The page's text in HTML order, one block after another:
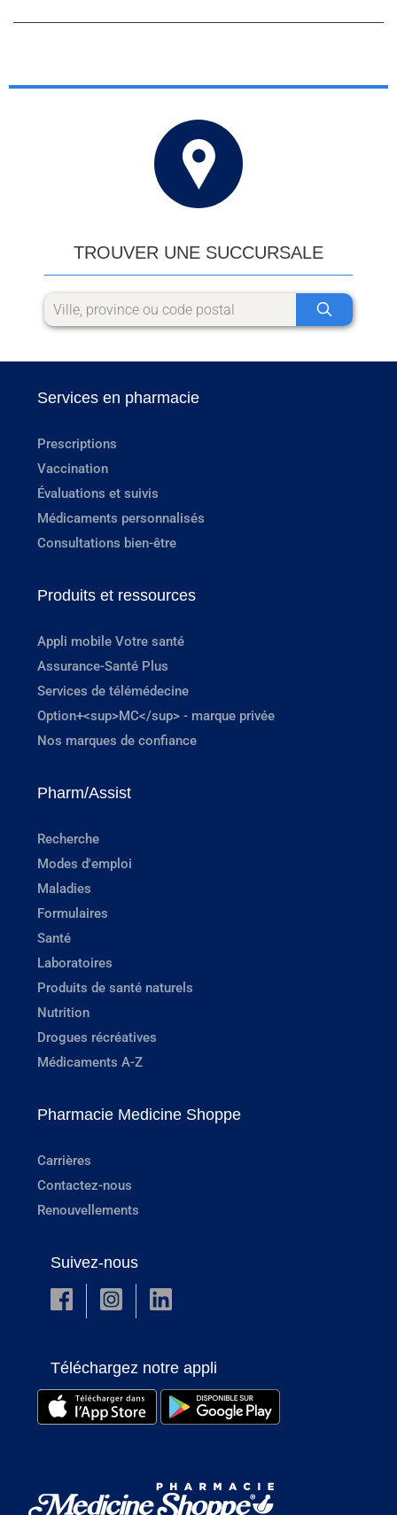
TROUVER UNE SUCCURSALE
Services en pharmacie
Prescriptions
Vaccination
Évaluations et suivis
Médicaments personnalisés
Consultations bien-être
Produits et ressources
Appli mobile Votre santé
Assurance-Santé Plus
Services de télémédecine
Option+<sup>MC</sup> - marque privée
Nos marques de confiance
Pharm/Assist
Recherche
Modes d'emploi
Maladies
Formulaires
Santé
Laboratoires
Produits de santé naturels
Nutrition
Drogues récréatives
Médicaments A-Z
Pharmacie Medicine Shoppe
Carrières
Contactez-nous
Renouvellements
Suivez-nous
Téléchargez notre appli